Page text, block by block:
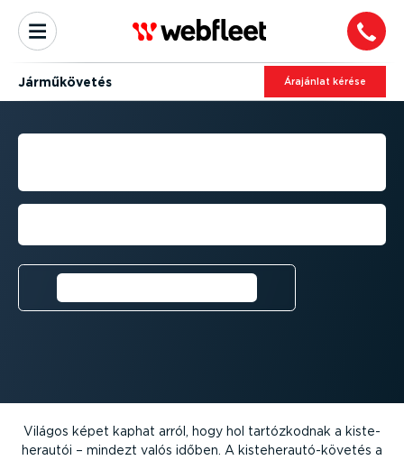
Jármű­kö­vetés Árajánlat kérése
KISTE­HER­AU­TÓ-­KÖ­VETÉSI
Javítsa a járműpark telje­sít­ményét a
Világos képet kaphat arról, hogy hol tartóz­kodnak a kiste­
her­autói – mindezt valós időben. A kiste­her­au­tó-­kö­vetés a